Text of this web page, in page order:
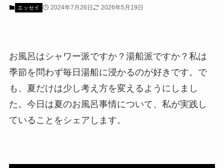
エッセイ 2024年7月26日 2026年5月19日
お風呂はシャワー派ですか？湯船派ですか？私は
季節を問わず毎日湯船に浸かるのが好きです。で
も、夏だけは少し考え方を変えるようにしまし
た。今日は夏のお風呂事情について、私が実践し
ていることをシェアします。